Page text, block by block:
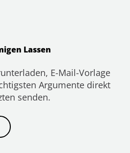
Lassen
E-Mail-Vorlage
Argumente direkt
senden.